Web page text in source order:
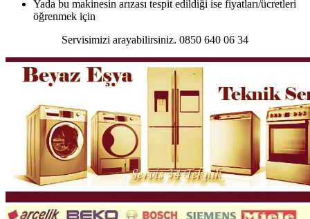
Yada bu makinesin arızası tespit edildiği ise fiyatları/ücretleri
öğrenmek için
Servisimizi arayabilirsiniz. 0850 640 06 34